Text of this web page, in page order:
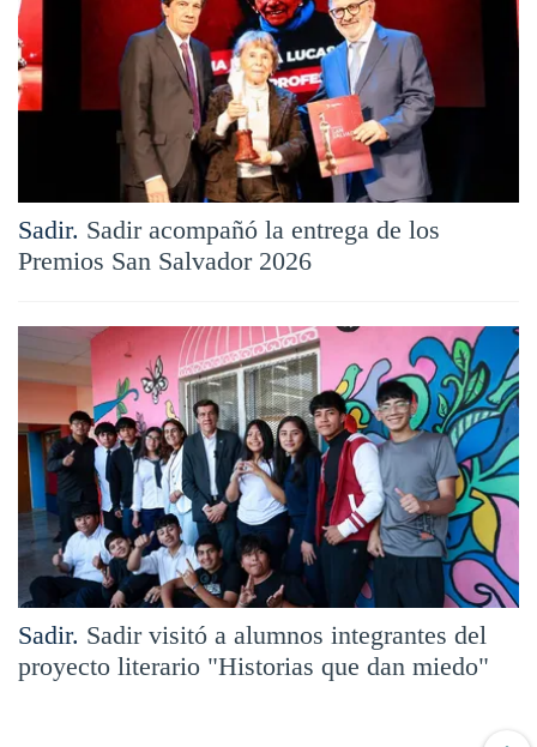
Sadir. Sadir acompañó la entrega de los
Premios San Salvador 2026
Sadir. Sadir visitó a alumnos integrantes del
proyecto literario "Historias que dan miedo"